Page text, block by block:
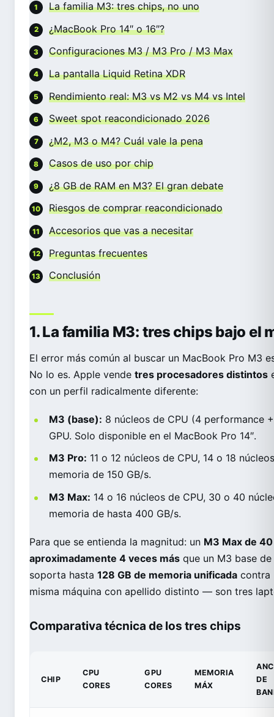
La familia M3: tres chips, no uno
¿MacBook Pro 14″ o 16″?
Configuraciones M3 / M3 Pro / M3 Max
La pantalla Liquid Retina XDR
Rendimiento real: M3 vs M2 vs M4 vs Intel
Sweet spot reacondicionado 2026
¿M2, M3 o M4? Cuál vale la pena
Casos de uso por chip
¿8 GB de RAM en M3? El gran debate
Riesgos de comprar reacondicionado
Accesorios que vas a necesitar
Preguntas frecuentes
Conclusión
1. La familia M3: tres chips bajo el
El error más común al buscar un MacBook Pro M3
No lo es. Apple vende tres procesadores distintos
con un perfil radicalmente diferente:
M3 (base): 8 núcleos de CPU (4 performance
GPU. Solo disponible en el MacBook Pro 14″.
M3 Pro: 11 o 12 núcleos de CPU, 14 o 18
memoria de 150 GB/s.
M3 Max: 14 o 16 núcleos de CPU, 30 o 40
memoria de hasta 400 GB/s.
Para que se entienda la magnitud: un M3 Max de
aproximadamente 4 veces más que un M3 base
soporta hasta 128 GB de memoria unificada contra
misma máquina con apellido distinto — son tres
Comparativa técnica de los tres chips
CHIP
CPU
CORES
GPU
CORES
MEMORIA
MÁX
DE